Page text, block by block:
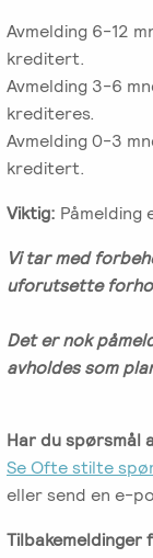
Avmelding 6-12
kreditert.
Avmelding 3-6
krediteres.
Avmelding 0-3
kreditert.
Viktig: Påmelding
Vi tar med
uforutsette
Det er nok
avholdes som
Har du spørsmål
Se Ofte stilte
eller send en e-